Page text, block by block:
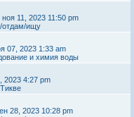
11, 2023 11:50 pm
ищу
07, 2023 1:33 am
и химия воды
2023 4:27 pm
28, 2023 10:28 pm